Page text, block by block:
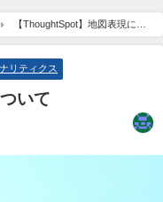
【ThoughtSpot】地図表現につ
リティクス
いて